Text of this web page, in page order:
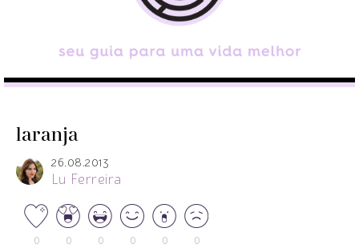
laranja
26.08.2013
Lu Ferreira
0 0 0 0 0 0